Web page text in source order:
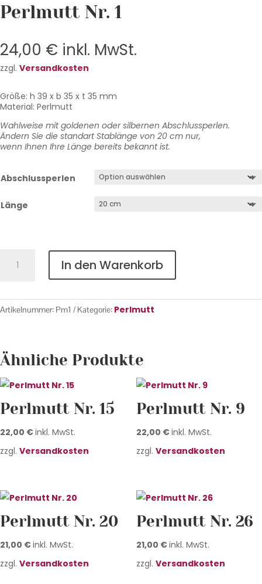
Perlmutt Nr. 1
24,00 € inkl. MwSt.
zzgl. Versandkosten
Größe: h 39 x b 35 x t 35 mm
Material: Perlmutt
Wahlweise mit goldenen oder silbernen Abschlussperlen.
Ändern Sie die standart Stablänge von 20 cm nur,
wenn Ihnen Ihre Länge bereits bekannt ist.
Abschlussperlen
Länge
In den Warenkorb
Artikelnummer: Pm1 Kategorie: Perlmutt
Ähnliche Produkte
Perlmutt Nr. 15
22,00 €inkl. MwSt.
zzgl. Versandkosten
Perlmutt Nr. 9
22,00 €inkl. MwSt.
zzgl. Versandkosten
Perlmutt Nr. 20
21,00 €inkl. MwSt.
zzgl. Versandkosten
Perlmutt Nr. 26
21,00 €inkl. MwSt.
zzgl. Versandkosten